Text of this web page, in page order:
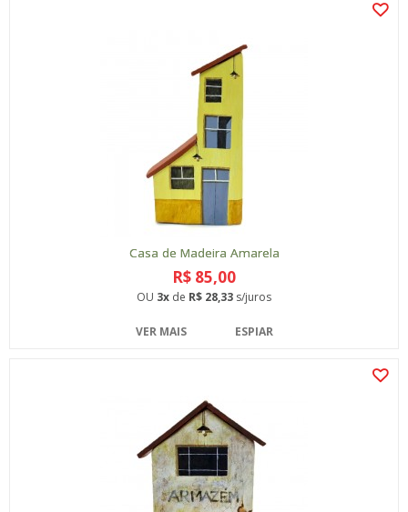
Casa de Madeira Amarela
R$ 85,00
OU 3x de R$ 28,33 s/juros
VER MAIS ESPIAR